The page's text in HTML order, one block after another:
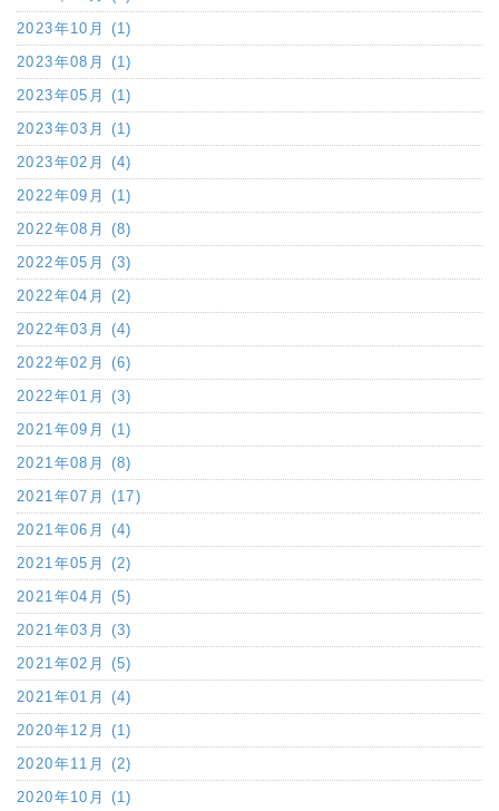
2023年10月 (1)
2023年08月 (1)
2023年05月 (1)
2023年03月 (1)
2023年02月 (4)
2022年09月 (1)
2022年08月 (8)
2022年05月 (3)
2022年04月 (2)
2022年03月 (4)
2022年02月 (6)
2022年01月 (3)
2021年09月 (1)
2021年08月 (8)
2021年07月 (17)
2021年06月 (4)
2021年05月 (2)
2021年04月 (5)
2021年03月 (3)
2021年02月 (5)
2021年01月 (4)
2020年12月 (1)
2020年11月 (2)
2020年10月 (1)